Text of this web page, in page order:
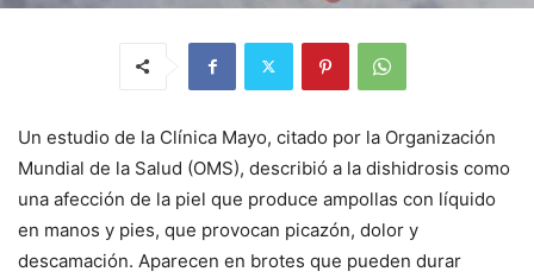
Un estudio de la Clínica Mayo, citado por la Organización
Mundial de la Salud (OMS), describió a la dishidrosis como
una afección de la piel que produce ampollas con líquido
en manos y pies, que provocan picazón, dolor y
descamación. Aparecen en brotes que pueden durar